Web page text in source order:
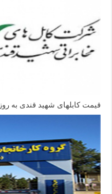
قیمت کابلهای شهید قندی به روز